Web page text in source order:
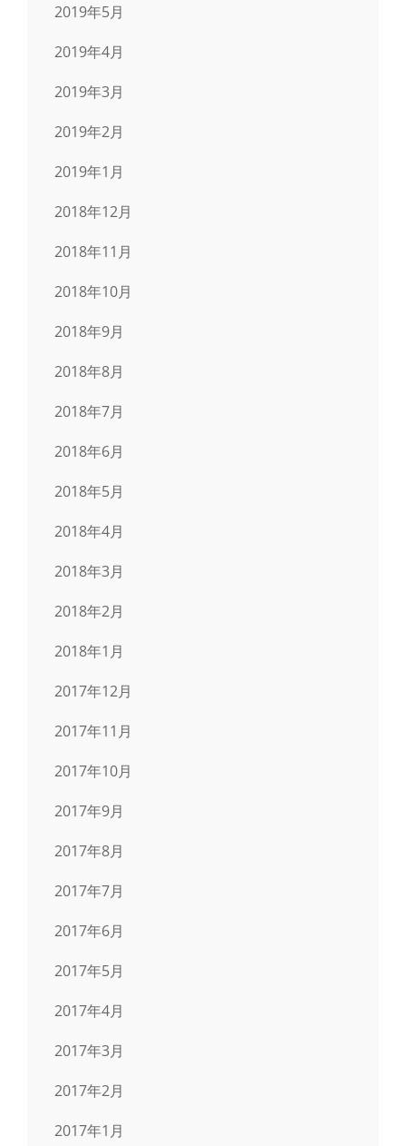
2019年5月
2019年4月
2019年3月
2019年2月
2019年1月
2018年12月
2018年11月
2018年10月
2018年9月
2018年8月
2018年7月
2018年6月
2018年5月
2018年4月
2018年3月
2018年2月
2018年1月
2017年12月
2017年11月
2017年10月
2017年9月
2017年8月
2017年7月
2017年6月
2017年5月
2017年4月
2017年3月
2017年2月
2017年1月